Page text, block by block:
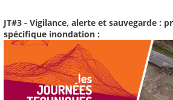
JT#3 - Vigilance, alerte et sauvegarde :
spécifique inondation :